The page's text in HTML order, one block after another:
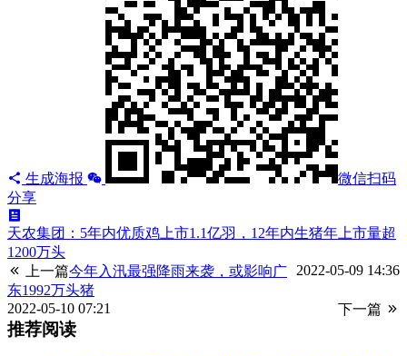
生成海报
微信扫码
分享
天农集团：5年内优质鸡上市1.1亿羽，12年内生猪年上市量超
1200万头
上一篇
2022-05-09 14:36
今年入汛最强降雨来袭，或影响广
东1992万头猪
下一篇
2022-05-10 07:21
推荐阅读